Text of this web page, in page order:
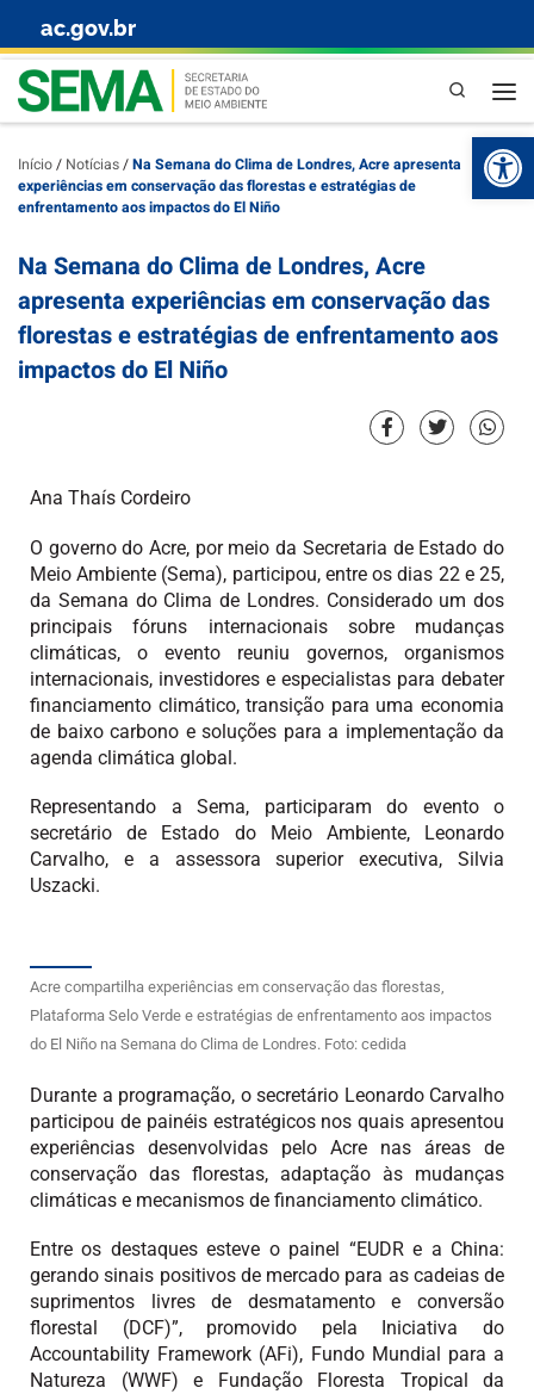
Skip to content
ac.gov.br
Pesquisa
Início/ Notícias/Na Semana do Clima de Londres, Acre apresenta
experiências em conservação das florestas e estratégias de
enfrentamento aos impactos do El Niño
Na Semana do Clima de Londres, Acre
apresenta experiências em conservação das
florestas e estratégias de enfrentamento aos
impactos do El Niño
Ana Thaís Cordeiro
O governo do Acre, por meio da Secretaria de Estado do
Meio Ambiente (Sema), participou, entre os dias 22 e 25,
da Semana do Clima de Londres. Considerado um dos
principais fóruns internacionais sobre mudanças
climáticas, o evento reuniu governos, organismos
internacionais, investidores e especialistas para debater
financiamento climático, transição para uma economia
de baixo carbono e soluções para a implementação da
agenda climática global.
Representando a Sema, participaram do evento o
secretário de Estado do Meio Ambiente, Leonardo
Carvalho, e a assessora superior executiva, Silvia
Uszacki.
Acre compartilha experiências em conservação das florestas,
Plataforma Selo Verde e estratégias de enfrentamento aos impactos
do El Niño na Semana do Clima de Londres. Foto: cedida
Durante a programação, o secretário Leonardo Carvalho
participou de painéis estratégicos nos quais apresentou
experiências desenvolvidas pelo Acre nas áreas de
conservação das florestas, adaptação às mudanças
climáticas e mecanismos de financiamento climático.
Entre os destaques esteve o painel “EUDR e a China:
gerando sinais positivos de mercado para as cadeias de
suprimentos livres de desmatamento e conversão
florestal (DCF)”, promovido pela Iniciativa do
Accountability Framework (AFi), Fundo Mundial para a
Natureza (WWF) e Fundação Floresta Tropical da